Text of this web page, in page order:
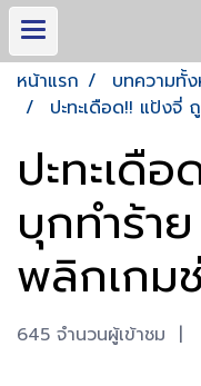
หน้าแรก บทความทั้
ปะทะเดือด!! แป้งจี่
ปะทะเดื
บุกทำร้า
พลิกเกม
645 จำนวนผู้เข้าชม |